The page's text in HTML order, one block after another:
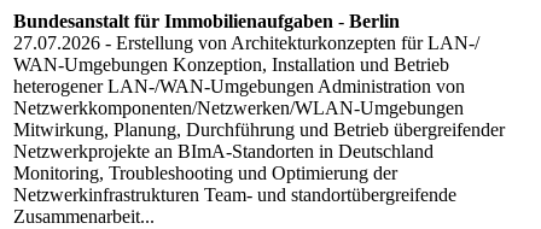
Bundesanstalt für Immobilienaufgaben - Berlin
27.07.2026 - Erstellung von Architekturkonzepten für LAN-/​
WAN-Umgebungen Konzeption, Installation und Betrieb
heterogener LAN-​/​WAN-Umgebungen Administration von
Netzwerkkomponenten/​Netzwerken/​WLAN-Umgebungen
Mitwirkung, Planung, Durchführung und Betrieb übergreifender
Netzwerkprojekte an BImA-Standorten in Deutschland
Monitoring, Troubleshooting und Optimierung der
Netzwerkinfrastrukturen Team- und standortübergreifende
Zusammenarbeit...